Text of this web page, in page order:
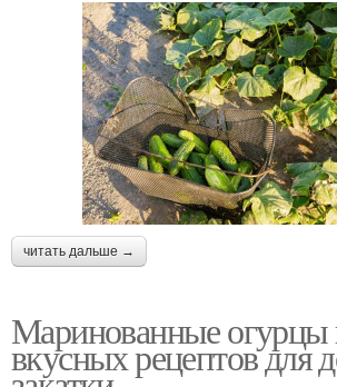
читать дальше →
Маринованные огурцы
вкусных рецептов для